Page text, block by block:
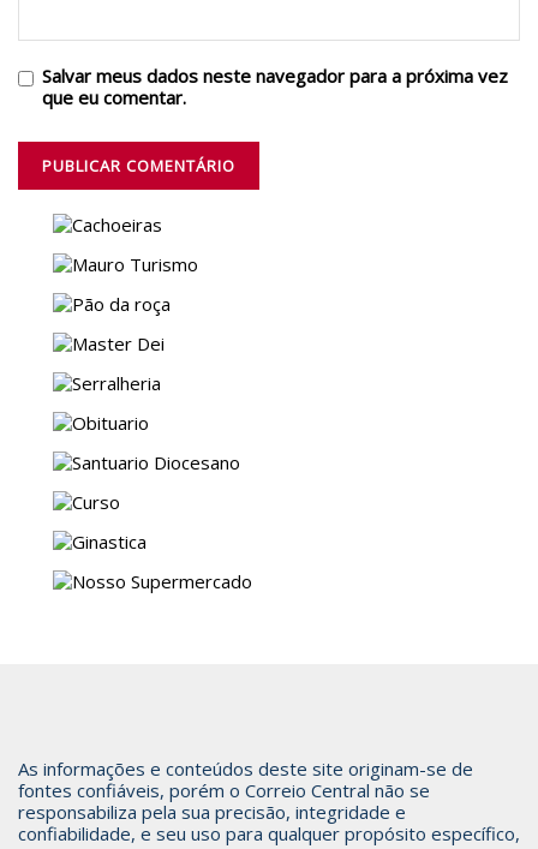
Salvar meus dados neste navegador para a próxima vez
que eu comentar.
As informações e conteúdos deste site originam-se de
fontes confiáveis, porém o Correio Central não se
responsabiliza pela sua precisão, integridade e
confiabilidade, e seu uso para qualquer propósito específico,